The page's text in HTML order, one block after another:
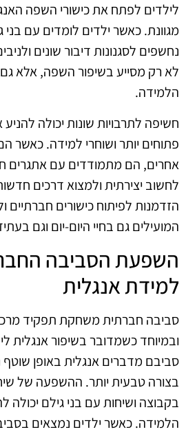
לילדים לפתח את כישורי השפה
מגוונת. כאשר ילדים לומדים עם
נחשפים לסגנונות דיבור שונים
לא רק מסייע בשיפור השפה, אלא
הלמידה.
חשיפה לתרבויות שונות יכולה
פתוחים יותר ושוחרי למידה. כאשר
אחרים, הם מתמודדים עם אתגרים
לחשוב יצירתית ולמצוא דרכים
הזדמנות לפיתוח כישורים חברתיים
המועילים גם בחיי היום-יום וגם
השפעת הסביבה
למידת אנגלית
סביבה חברתית משחקת תפקיד
ובמיוחד כשמדובר בשיפור אנגלית
סביבם מדברים אנגלית באופן
בצורה טבעית יותר. ההשפעה של
בקבוצה ושיחות עם בני גילם יכולה
הלמידה. כאשר ילדים נמצאים